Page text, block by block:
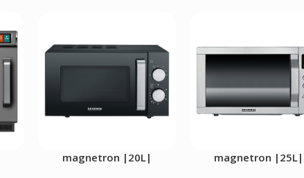
magnetron |20L| magnetron |25L|